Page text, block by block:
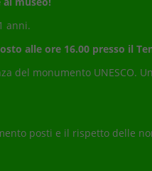
anni.
alle ore 16.00 presso il
del monumento UNESCO.
posti e il rispetto delle